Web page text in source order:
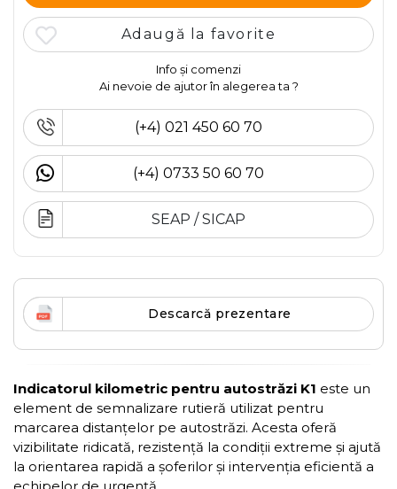
Adaugă la favorite
Info și comenzi
Ai nevoie de ajutor în alegerea ta ?
(+4) 021 450 60 70
(+4) 0733 50 60 70
SEAP / SICAP
Descarcă prezentare
Indicatorul kilometric pentru autostrăzi K1 este un
element de semnalizare rutieră utilizat pentru
marcarea distanțelor pe autostrăzi. Acesta oferă
vizibilitate ridicată, rezistență la condiții extreme și ajută
la orientarea rapidă a șoferilor și intervenția eficientă a